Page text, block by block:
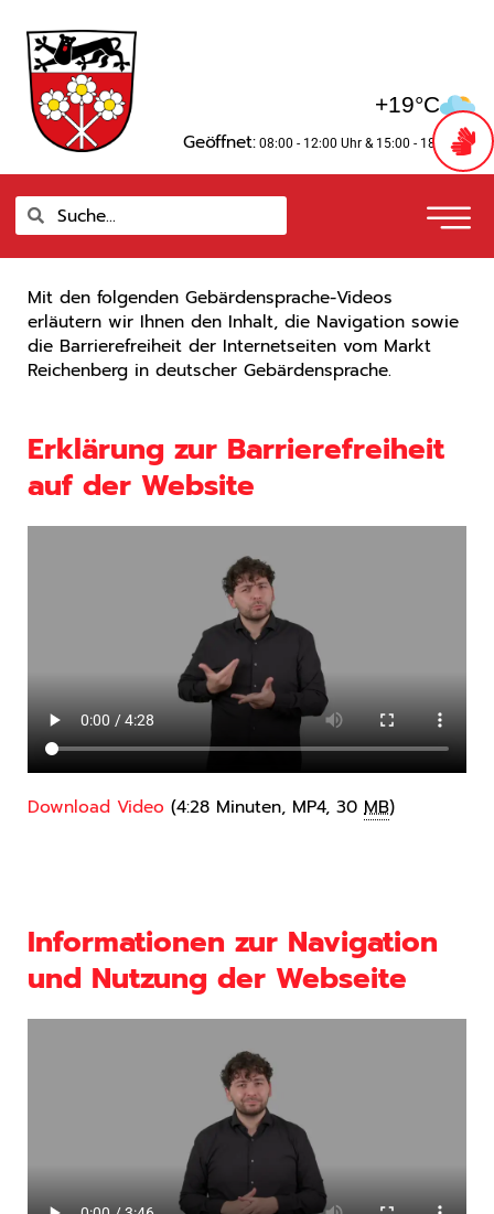
Inhalt
springen
+19°C
Geöffnet: 08:00 - 12:00 Uhr & 15:00 - 18:00 Uhr
SucheSuche
Mit den folgenden Gebärdensprache-Videos
erläutern wir Ihnen den Inhalt, die Navigation sowie
die Barrierefreiheit der Internetseiten vom Markt
Reichenberg in deutscher Gebärdensprache.
Erklärung zur Barrierefreiheit
auf der Website
Download Video (4:28 Minuten, MP4, 30 MB)
Informationen zur Navigation
und Nutzung der Webseite